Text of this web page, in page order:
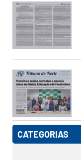
CATEGORIAS